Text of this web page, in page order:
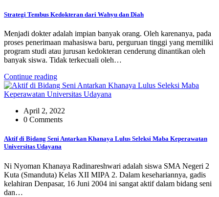
Strategi Tembus Kedokteran dari Wahyu dan Diah
Menjadi dokter adalah impian banyak orang. Oleh karenanya, pada
proses penerimaan mahasiswa baru, perguruan tinggi yang memiliki
program studi atau jurusan kedokteran cenderung dinantikan oleh
banyak siswa. Tidak terkecuali oleh…
Continue reading
April 2, 2022
0 Comments
Aktif di Bidang Seni Antarkan Khanaya Lulus Seleksi Maba Keperawatan
Universitas Udayana
Ni Nyoman Khanaya Radinareshwari adalah siswa SMA Negeri 2
Kuta (Smanduta) Kelas XII MIPA 2. Dalam kesehariannya, gadis
kelahiran Denpasar, 16 Juni 2004 ini sangat aktif dalam bidang seni
dan…